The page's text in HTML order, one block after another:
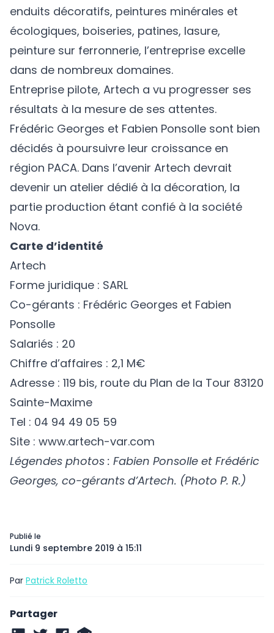
Publié le
Lundi 9 septembre 2019 à 15:11
Par Patrick Roletto
Partager
enduits décoratifs, peintures minérales et
écologiques, boiseries, patines, lasure,
peinture sur ferronnerie, l’entreprise excelle
dans de nombreux domaines.
Entreprise pilote, Artech a vu progresser ses
résultats à la mesure de ses attentes.
Frédéric Georges et Fabien Ponsolle sont bien
décidés à poursuivre leur croissance en
région PACA. Dans l’avenir Artech devrait
devenir un atelier dédié à la décoration, la
partie production étant confié à la société
Nova.
Carte d’identité
Artech
Forme juridique : SARL
Co-gérants : Frédéric Georges et Fabien
Ponsolle
Salariés : 20
Chiffre d’affaires : 2,1 M€
Adresse : 119 bis, route du Plan de la Tour 83120
Sainte-Maxime
Tel : 04 94 49 05 59
Site : www.artech-var.com
Légendes photos : Fabien Ponsolle et Frédéric
Georges, co-gérants d’Artech. (Photo P. R.)